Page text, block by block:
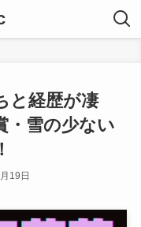
と経歴が凄
・雪の少ない
19日